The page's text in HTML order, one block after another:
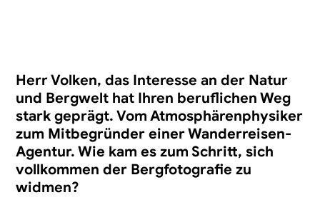
Herr Volken, das Interesse an der Natur
und Bergwelt hat Ihren beruflichen Weg
stark geprägt. Vom Atmosphärenphysiker
zum Mitbegründer einer Wanderreisen-
Agentur. Wie kam es zum Schritt, sich
vollkommen der Bergfotografie zu
widmen?